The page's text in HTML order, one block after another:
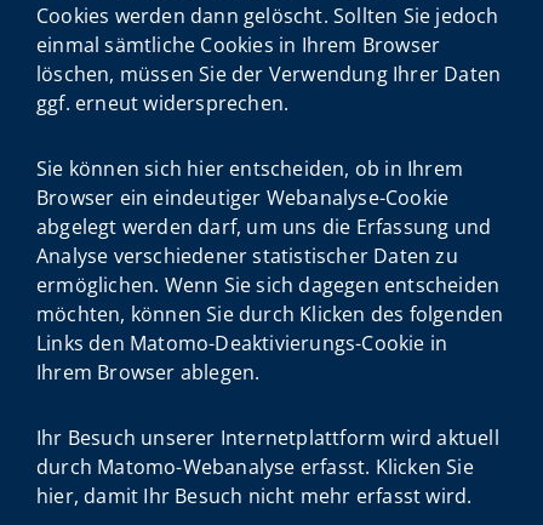
Cookies werden dann gelöscht. Sollten Sie jedoch
einmal sämtliche Cookies in Ihrem Browser
löschen, müssen Sie der Verwendung Ihrer Daten
ggf. erneut widersprechen.
Sie können sich hier entscheiden, ob in Ihrem
Browser ein eindeutiger Webanalyse-Cookie
abgelegt werden darf, um uns die Erfassung und
Analyse verschiedener statistischer Daten zu
ermöglichen. Wenn Sie sich dagegen entscheiden
möchten, können Sie durch Klicken des folgenden
Links den Matomo-Deaktivierungs-Cookie in
Ihrem Browser ablegen.
Ihr Besuch unserer Internetplattform wird aktuell
durch Matomo-Webanalyse erfasst. Klicken Sie
hier, damit Ihr Besuch nicht mehr erfasst wird.